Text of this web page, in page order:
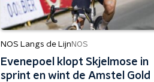
NOS Langs de Lijn NOS
Evenepoel klopt Skjelmose in
sprint en wint de Amstel Gold